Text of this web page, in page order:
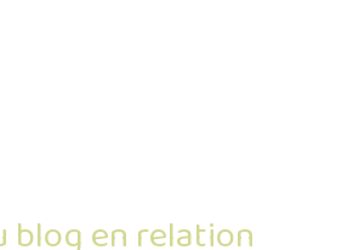
blog en relation